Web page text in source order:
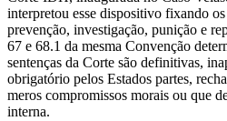
interpretou esse dispositivo fixando
prevenção, investigação, punição e
67 e 68.1 da mesma Convenção
sentenças da Corte são definitivas,
obrigatório pelos Estados partes,
meros compromissos morais ou que
interna.